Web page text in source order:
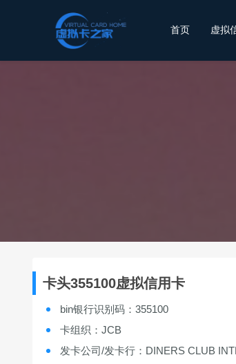
首页 虚拟
卡头355100虚拟信用卡
bin银行识别码：355100
卡组织：JCB
发卡公司/发卡行：DINERS CLUB